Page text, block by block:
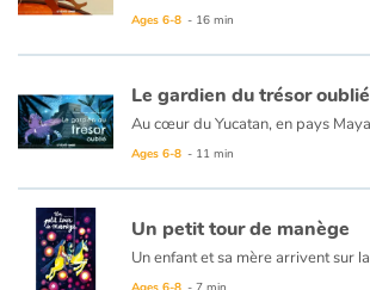
Ages 6-8 - 16 min
Le gardien du trésor oublié
Ages 6-8 - 11 min
Un petit tour de manège